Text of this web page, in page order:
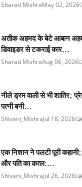
Sharad MishraMay 02, 2026
अतीक अहमद के बेटे आबान
डिवाइडर से टकराई कार...
Sharad MishraAug 06, 2026
नीले ड्रम वाली से भी शातिर;
पत्नी बनी...
Shivani_MishraJul 18, 2026
एक निशान ने पलटी पूरी
और पति का कत्ल:...
Shivani_MishraJul 26, 2026